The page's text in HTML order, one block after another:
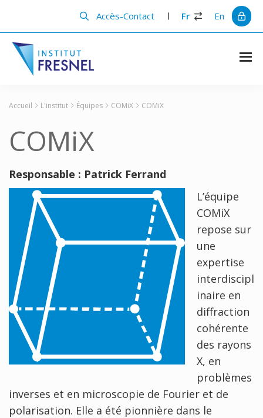
principal
barre
principale
Accès-Contact Fr En
Institut
en
Accueil L'institut Équipes COMiX COMiX
COMiX
Responsable : Patrick Ferrand
L’équipe
COMiX
repose sur
une
expertise
interdiscipl
inaire en
diffraction
cohérente
des rayons
X, en
problèmes
inverses et en microscopie de Fourier et de
polarisation. Elle a été pionnière dans le